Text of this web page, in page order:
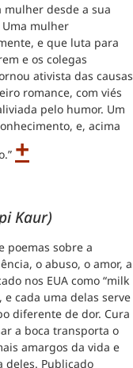
mulher desde a sua
mulher
e que luta para
e os colegas
ativista das causas
romance, com viés
pelo humor. Um
e, acima
+
Kaur)
poemas sobre a
o abuso, o amor, a
nos EUA como “milk
cada uma delas serve
diferente de dor. Cura
a boca transporta o
amargos da vida e
deles. Publicado